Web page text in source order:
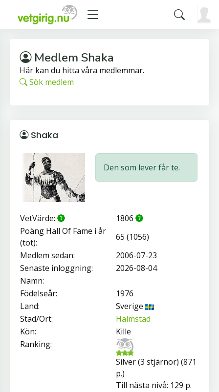
Medlem Shaka
Här kan du hitta våra medlemmar.
Sök medlem
Shaka
Den som lever får te.
VetVärde:
1806
Poäng Hall Of Fame i år
(tot):
65 (1056)
Medlem sedan:
2006-07-23
Senaste inloggning:
2026-08-04
Namn:
Födelseår:
1976
Land:
Sverige
Stad/Ort:
Halmstad
Kön:
Kille
Ranking:
Silver (3 stjärnor) (871
p.)
Till nästa nivå: 129 p.